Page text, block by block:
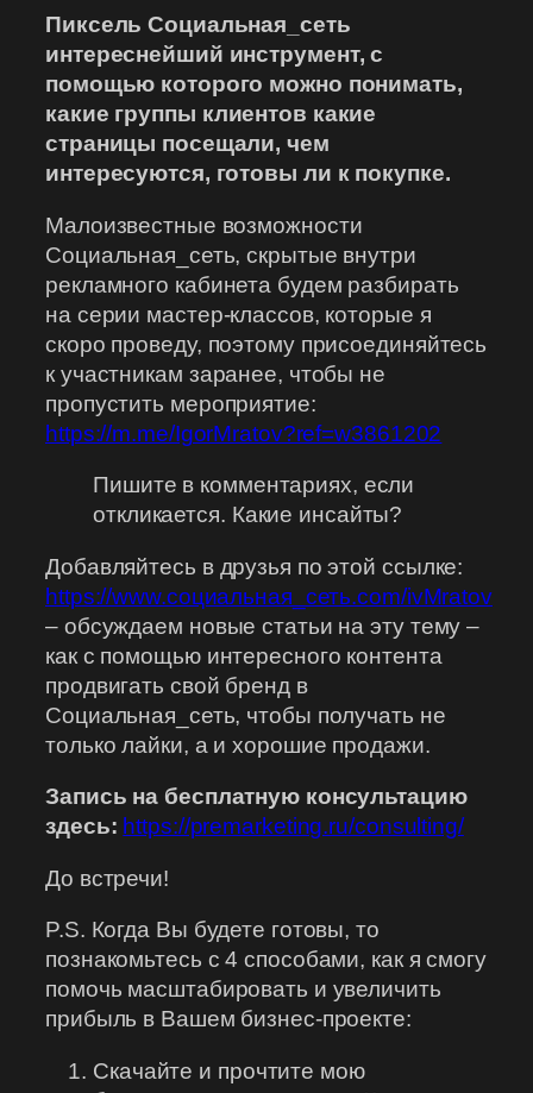
Пиксель Социальная_сеть
интереснейший инструмент, с
помощью которого можно понимать,
какие группы клиентов какие
страницы посещали, чем
интересуются, готовы ли к покупке.
Малоизвестные возможности
Социальная_сеть, скрытые внутри
рекламного кабинета будем разбирать
на серии мастер-классов, которые я
скоро проведу, поэтому присоединяйтесь
к участникам заранее, чтобы не
пропустить мероприятие:
https://m.me/IgorMratov?ref=w3861202
Пишите в комментариях, если
откликается. Какие инсайты?
Добавляйтесь в друзья по этой ссылке:
https://www.социальная_сеть.com/ivMratov
– обсуждаем новые статьи на эту тему –
как с помощью интересного контента
продвигать свой бренд в
Социальная_сеть, чтобы получать не
только лайки, а и хорошие продажи.
Запись на бесплатную консультацию
здесь: https://premarketing.ru/consulting/
До встречи!
P.S. Когда Вы будете готовы, то
познакомьтесь с 4 способами, как я смогу
помочь масштабировать и увеличить
прибыль в Вашем бизнес-проекте:
Скачайте и прочтите мою